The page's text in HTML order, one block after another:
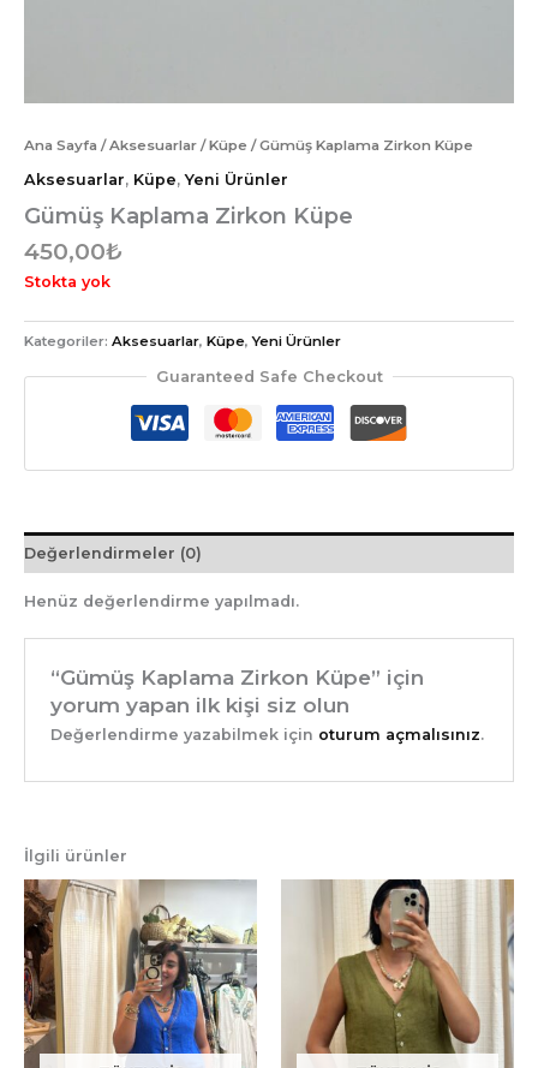
Ana Sayfa /Aksesuarlar /Küpe / Gümüş Kaplama Zirkon Küpe
Aksesuarlar, Küpe,Yeni Ürünler
Gümüş Kaplama Zirkon Küpe
450,00₺
Stokta yok
Kategoriler: Aksesuarlar, Küpe,Yeni Ürünler
Guaranteed Safe Checkout
Değerlendirmeler (0)
Henüz değerlendirme yapılmadı.
“Gümüş Kaplama Zirkon Küpe” için
yorum yapan ilk kişi siz olun
Değerlendirme yazabilmek için oturum açmalısınız.
İlgili ürünler